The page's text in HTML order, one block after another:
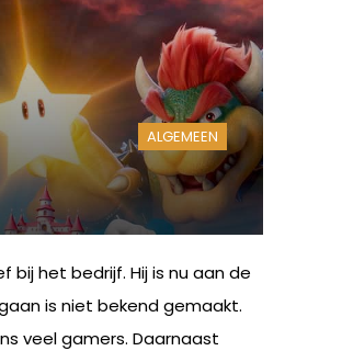
ALGEMEEN
bij het bedrijf. Hij is nu aan de
is niet bekend gemaakt.
veel gamers. Daarnaast